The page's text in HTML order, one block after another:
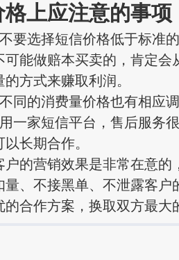
上应注意的事项
选择短信价格低于标准
可能做赔本买卖的，肯定会
方式来赚取利润。
的消费量价格也有相应
家短信平台，售后服务
长期合作。
的营销效果是非常在意的
、不接黑单、不泄露客户
合作方案，换取双方最大